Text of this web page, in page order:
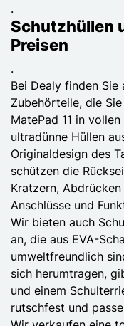
.
Schutzhüllen
Preisen
.
Bei Dealy finden Sie
Zubehörteile, die
MatePad 11 in
ultradünne Hüllen
Originaldesign des
schützen die
Kratzern,
Anschlüsse und
Wir bieten auch
an, die aus EVA-
umweltfreundlich
sich herumtragen,
und einem
rutschfest und